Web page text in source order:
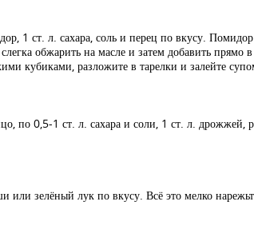
1 ст. л. сахара, соль и перец по вкусу.
обжарить на масле и затем добавить прямо
кубиками, разложите в тарелки и залейте
по 0,5-1 ст. л. сахара и соли, 1 ст. л. дрожжей,
зелёный лук по вкусу. Всё это мелко